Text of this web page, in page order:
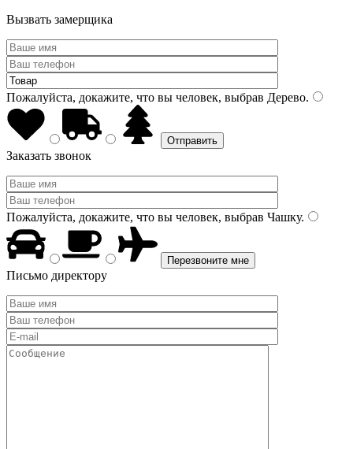
Вызвать замерщика
Пожалуйста, докажите, что вы человек, выбрав Дерево.
Заказать звонок
Пожалуйста, докажите, что вы человек, выбрав Чашку.
Письмо директору